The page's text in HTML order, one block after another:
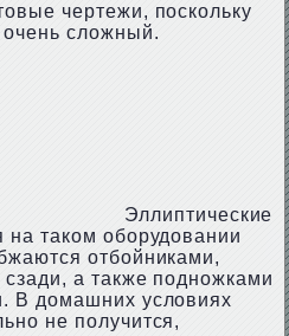
чертежи, поскольку
очень сложный.
Эллиптические
на таком оборудовании
отбойниками,
сзади, а также подножками
В домашних условиях
не получится,